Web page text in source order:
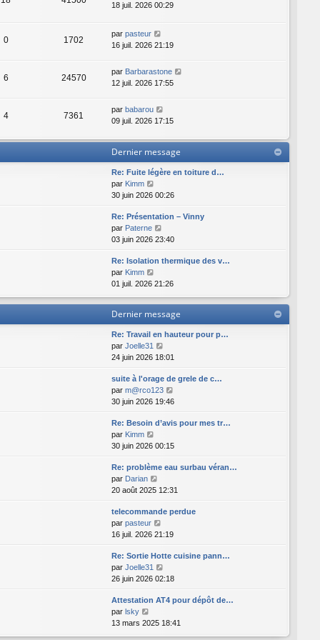
18 juil. 2026 00:29
0 1702
par pasteur
16 juil. 2026 21:19
6 24570
par Barbarastone
12 juil. 2026 17:55
4 7361
par babarou
09 juil. 2026 17:15
Dernier message
Re: Fuite légère en toiture d…
par Kimm
o
n
s
u
l
t
e
l
e
e
r
n
i
r
m
e
s
s
g
e
30 juin 2026 00:26
Re: Présentation – Vinny
par Paterne
o
n
s
l
t
e
r
d
r
n
i
r
e
s
s
g
e
03 juin 2026 23:40
Re: Isolation thermique des v…
par Kimm
o
s
u
t
e
r
e
d
r
i
r
m
e
s
s
a
g
e
01 juil. 2026 21:26
Dernier message
Re: Travail en hauteur pour p…
par Joelle31
o
n
s
u
l
t
e
l
e
d
r
i
r
a
e
24 juin 2026 18:01
suite à l'orage de grele de c…
par m@rco123
o
n
s
l
t
e
l
e
d
i
r
e
30 juin 2026 19:46
Re: Besoin d’avis pour mes tr…
par Kimm
o
n
s
u
l
t
e
r
l
e
d
e
r
i
r
30 juin 2026 00:15
Re: problème eau surbau véran…
par Darian
o
n
s
u
l
t
e
r
l
e
d
r
n
20 août 2025 12:31
telecommande perdue
par pasteur
o
n
s
u
l
t
e
l
e
16 juil. 2026 21:19
Re: Sortie Hotte cuisine pann…
par Joelle31
o
n
s
l
t
26 juin 2026 02:18
Attestation AT4 pour dépôt de…
par lsky
o
13 mars 2025 18:41